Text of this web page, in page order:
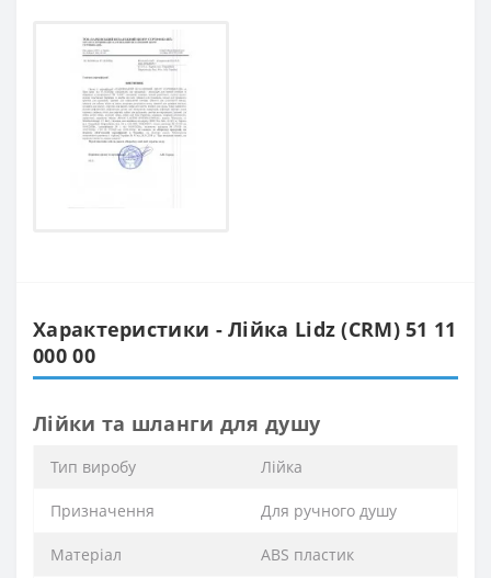
Характеристики - Лійка Lidz (CRM) 51 11
000 00
Лійки та шланги для душу
Тип виробу Лійка
Призначення Для ручного душу
Матеріал ABS пластик